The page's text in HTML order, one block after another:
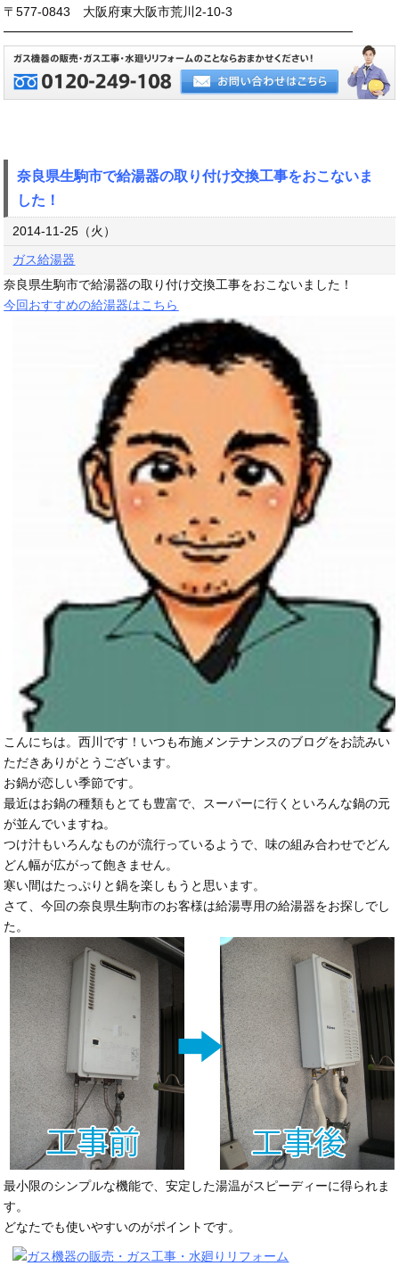
〒577-0843 大阪府東大阪市荒川2-10-3
━━━━━━━━━━━━━━━━━━━━━━━━━━━━
奈良県生駒市で給湯器の取り付け交換工事をおこないま
した！
2014-11-25（火）
ガス給湯器
奈良県生駒市で給湯器の取り付け交換工事をおこないました！
今回おすすめの給湯器はこちら
こんにちは。西川です！いつも布施メンテナンスのブログをお読みい
ただきありがとうございます。
お鍋が恋しい季節です。
最近はお鍋の種類もとても豊富で、スーパーに行くといろんな鍋の元
が並んでいますね。
つけ汁もいろんなものが流行っているようで、味の組み合わせでどん
どん幅が広がって飽きません。
寒い間はたっぷりと鍋を楽しもうと思います。
さて、今回の奈良県生駒市のお客様は給湯専用の給湯器をお探しでし
た。
最小限のシンプルな機能で、安定した湯温がスピーディーに得られま
す。
どなたでも使いやすいのがポイントです。